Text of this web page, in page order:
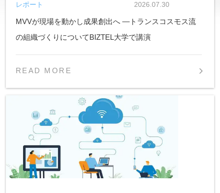
MVVが現場を動かし成果創出へ ―トランスコスモス流
の組織づくりについてBIZTEL大学で講演
2026.07.30
レポート
READ MORE